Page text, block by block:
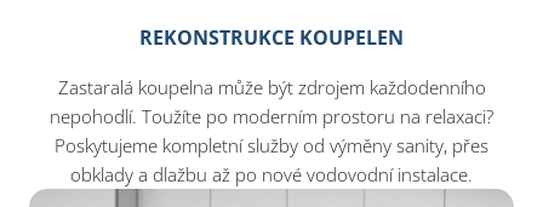
REKONSTRUKCE KOUPELEN
Zastaralá koupelna může být zdrojem každodenního
nepohodlí. Toužíte po moderním prostoru na relaxaci?
Poskytujeme kompletní služby od výměny sanity, přes
obklady a dlažbu až po nové vodovodní instalace.